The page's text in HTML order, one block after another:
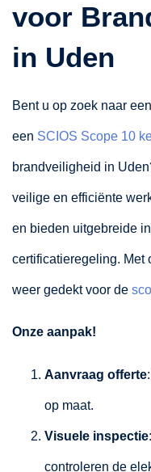
voor
in Uden
Bent u op zoek naar
een SCIOS Scope 10
brandveiligheid in
veilige en efficiënte
en bieden uitgebreide
certificatieregeling. Met
weer gedekt voor de
Onze aanpak!
Aanvraag offerte
op maat.
Visuele inspectie
controleren de